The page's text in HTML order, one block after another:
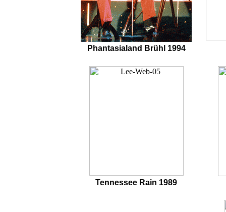
Phantasialand Brühl 1994
Tennessee Rain 1989